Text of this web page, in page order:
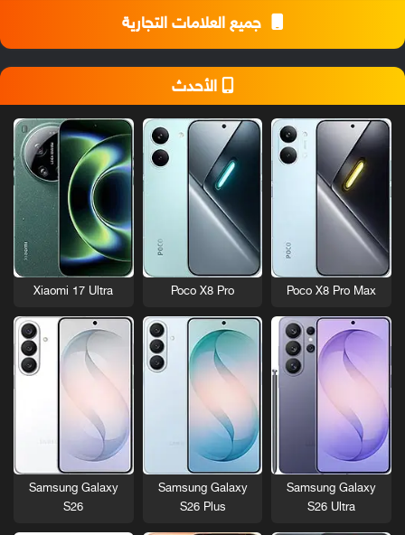
جميع العلامات التجارية
الأحدث
Poco X8 Pro Max
Poco X8 Pro
Xiaomi 17 Ultra
Samsung Galaxy
S26 Ultra
Samsung Galaxy
S26 Plus
Samsung Galaxy
S26